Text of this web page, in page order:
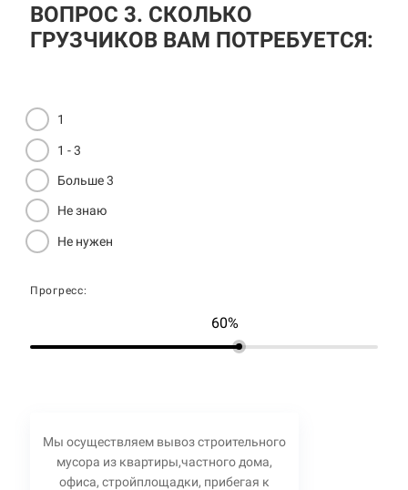
ВОПРОС 3. СКОЛЬКО
ГРУЗЧИКОВ ВАМ ПОТРЕБУЕТСЯ:
1
1 - 3
Больше 3
Не знаю
Не нужен
Прогресс:
60%
Мы осуществляем вывоз строительного
мусора из квартиры,частного дома,
офиса, стройплощадки, прибегая к